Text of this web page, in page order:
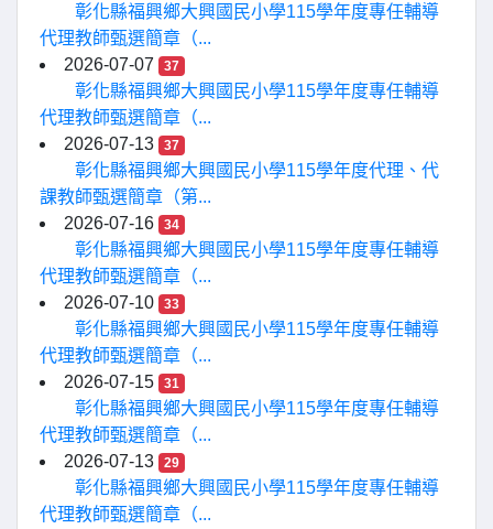
彰化縣福興鄉大興國民小學115學年度專任輔導
代理教師甄選簡章（...
2026-07-07
37
彰化縣福興鄉大興國民小學115學年度專任輔導
代理教師甄選簡章（...
2026-07-13
37
彰化縣福興鄉大興國民小學115學年度代理、代
課教師甄選簡章（第...
2026-07-16
34
彰化縣福興鄉大興國民小學115學年度專任輔導
代理教師甄選簡章（...
2026-07-10
33
彰化縣福興鄉大興國民小學115學年度專任輔導
代理教師甄選簡章（...
2026-07-15
31
彰化縣福興鄉大興國民小學115學年度專任輔導
代理教師甄選簡章（...
2026-07-13
29
彰化縣福興鄉大興國民小學115學年度專任輔導
代理教師甄選簡章（...